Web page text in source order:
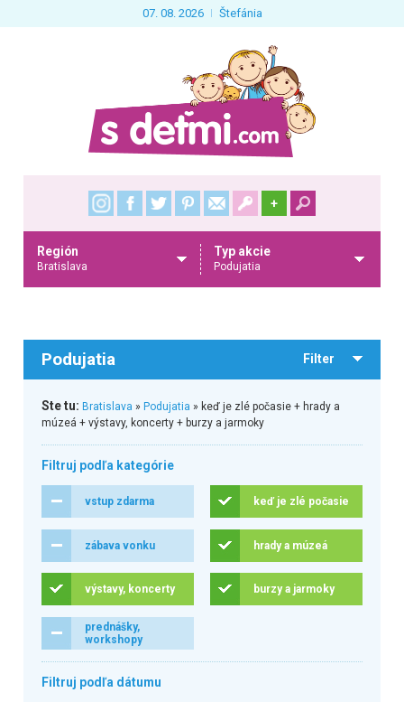
07. 08. 2026 Štefánia
+
Región
Bratislava
Typ akcie
Podujatia
Podujatia Filter
Ste tu: Bratislava » Podujatia » keď je zlé počasie + hrady a
múzeá + výstavy, koncerty + burzy a jarmoky
Filtruj podľa kategórie
vstup zdarma keď je zlé počasie
zábava vonku hrady a múzeá
výstavy, koncerty burzy a jarmoky
prednášky,
workshopy
Filtruj podľa dátumu